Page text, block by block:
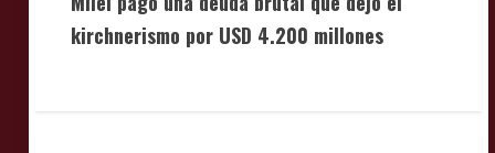
i
kirchnerismo por USD 4.200 millones